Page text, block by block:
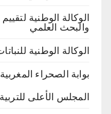
الوكالة الوطنية
والبحث العلمي
الوكالة الوطنية
بوابة الصحراء المغربية
المجلس الأعلى